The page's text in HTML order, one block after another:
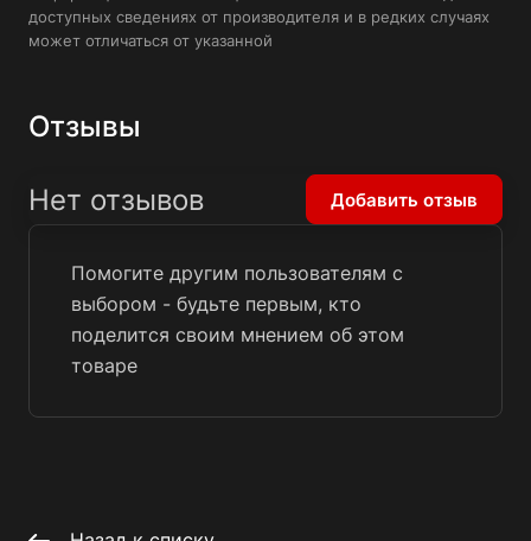
доступных сведениях от производителя и в редких случаях
может отличаться от указанной
Отзывы
Помогите другим пользователям с
выбором - будьте первым, кто
поделится своим мнением об этом
товаре
Нет отзывов Добавить отзыв